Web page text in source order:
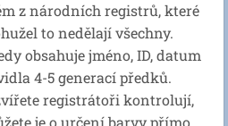
z národních registrů, které
to nedělají všechny.
obsahuje jméno, ID, datum
4-5 generací předků.
registrátoři kontrolují,
je o určení barvy přímo